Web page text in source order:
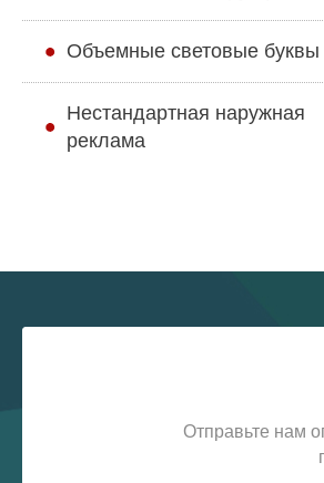
Объемные световые буквы
Нестандартная наружная
реклама
Отправьте нам